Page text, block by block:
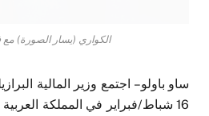
الكواري (يسار الصورة) مع
ساو باولو – اجتمع وزير المالية
16 شباط/فبراير في المملكة